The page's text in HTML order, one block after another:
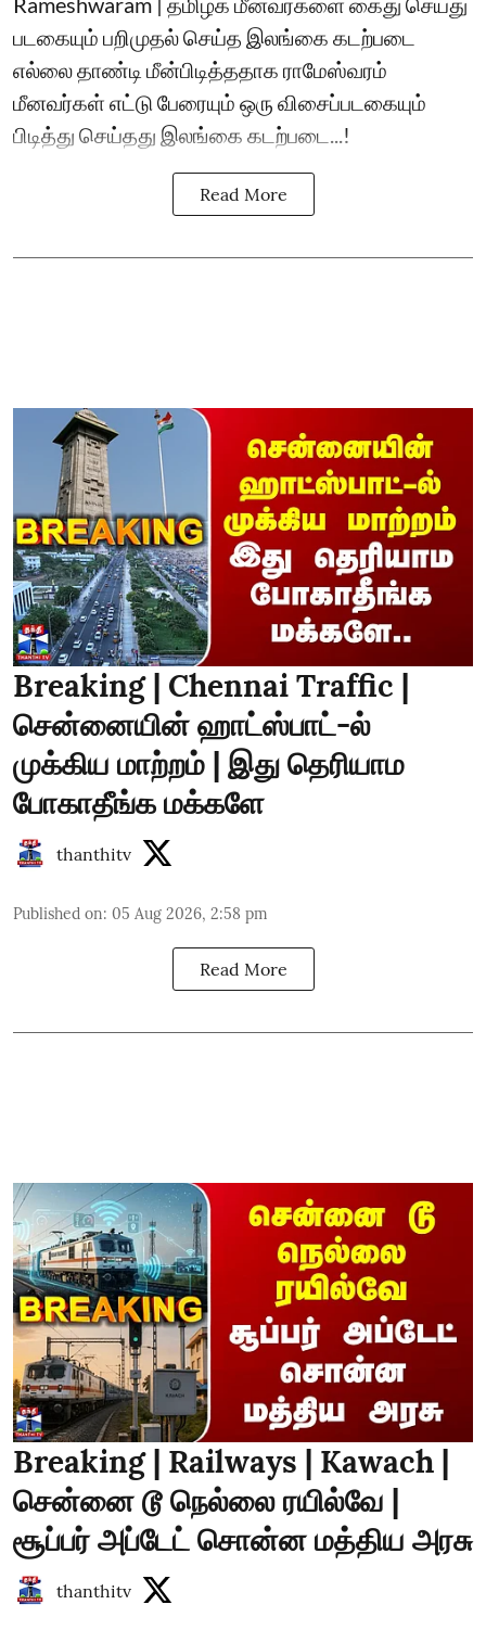
படகையும் பறிமுதல் செய்த இலங்கை கடற்படை
எல்லை தாண்டி மீன்பிடித்ததாக ராமேஸ்வரம்
மீனவர்கள் எட்டு பேரையும் ஒரு விசைப்படகையும்
பிடித்து செய்தது இலங்கை கடற்படை...!
Read More
Breaking | Chennai Traffic |
சென்னையின் ஹாட்ஸ்பாட்-ல்
முக்கிய மாற்றம் | இது தெரியாம
போகாதீங்க மக்களே
thanthitv
Published on: 05 Aug 2026, 2:58 pm
Read More
Breaking | Railways | Kawach |
சென்னை டூ நெல்லை ரயில்வே |
சூப்பர் அப்டேட் சொன்ன மத்திய அரசு
thanthitv